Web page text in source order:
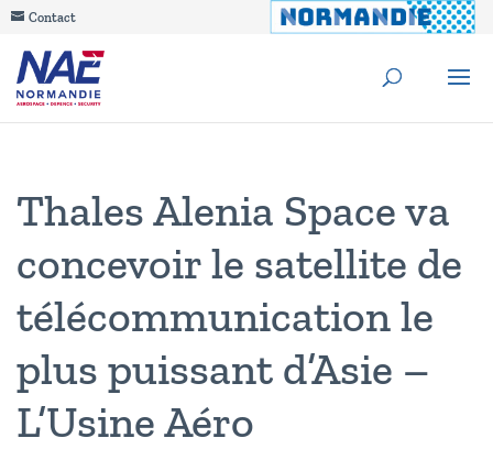
Contact
Thales Alenia Space va
concevoir le satellite de
télécommunication le
plus puissant d’Asie –
L’Usine Aéro